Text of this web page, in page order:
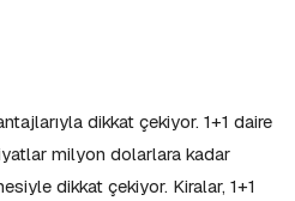
dikkat çekiyor. 1+1 daire
milyon dolarlara kadar
dikkat çekiyor. Kiralar, 1+1